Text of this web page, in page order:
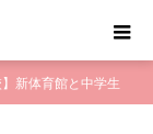
】新体育館と中学生